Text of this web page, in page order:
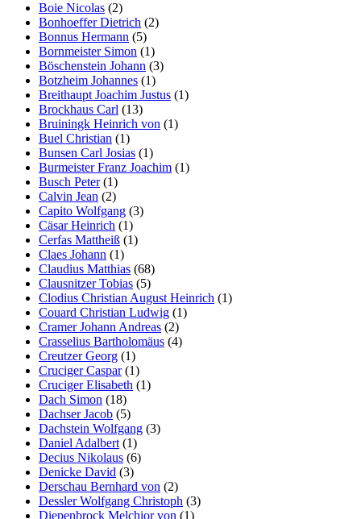
Boie Nicolas (2)
Bonhoeffer Dietrich (2)
Bonnus Hermann (5)
Bornmeister Simon (1)
Böschenstein Johann (3)
Botzheim Johannes (1)
Breithaupt Joachim Justus (1)
Brockhaus Carl (13)
Bruiningk Heinrich von (1)
Buel Christian (1)
Bunsen Carl Josias (1)
Burmeister Franz Joachim (1)
Busch Peter(1)
Calvin Jean (2)
Capito Wolfgang (3)
Cäsar Heinrich (1)
Cerfas Mattheiß (1)
Claes Johann (1)
Claudius Matthias (68)
Clausnitzer Tobias (5)
Clodius Christian August Heinrich (1)
Couard Christian Ludwig (1)
Cramer Johann Andreas (2)
Crasselius Bartholomäus (4)
Creutzer Georg (1)
Cruciger Caspar(1)
Cruciger Elisabeth (1)
Dach Simon (18)
Dachser Jacob (5)
Dachstein Wolfgang (3)
Daniel Adalbert (1)
Decius Nikolaus (6)
Denicke David (3)
Derschau Bernhard von (2)
Dessler Wolfgang Christoph (3)
Diepenbrock Melchior von (1)